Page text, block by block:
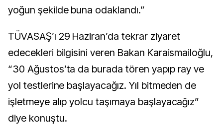
yoğun şekilde buna odaklandı.”
TÜVASAŞ’ı 29 Haziran’da tekrar ziyaret
edecekleri bilgisini veren Bakan Karaismailoğlu,
“30 Ağustos’ta da burada tören yapıp ray ve
yol testlerine başlayacağız. Yıl bitmeden de
işletmeye alıp yolcu taşımaya başlayacağız”
diye konuştu.